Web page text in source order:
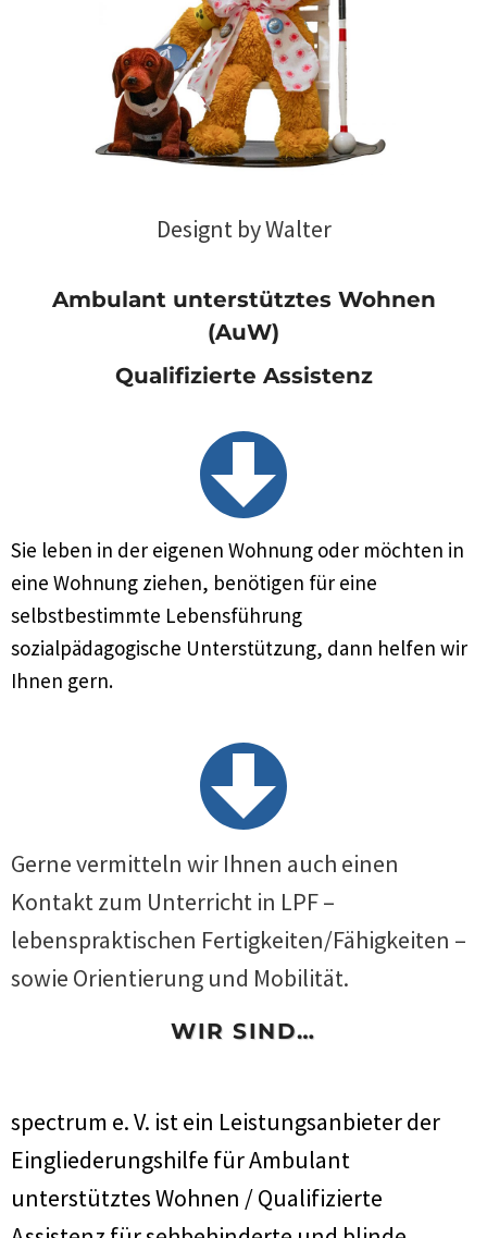
Designt by Walter
Ambulant unterstütztes Wohnen
(AuW)
Qualifizierte Assistenz
Sie leben in der eigenen Wohnung oder möchten in
eine Wohnung ziehen, benötigen für eine
selbstbestimmte Lebensführung
sozialpädagogische Unterstützung, dann helfen wir
Ihnen gern.
Gerne vermitteln wir Ihnen auch einen
Kontakt zum Unterricht in LPF –
lebenspraktischen Fertigkeiten/Fähigkeiten –
sowie Orientierung und Mobilität.
WIR SIND…
spectrum e. V. ist ein Leistungsanbieter der
Eingliederungshilfe für Ambulant
unterstütztes Wohnen / Qualifizierte